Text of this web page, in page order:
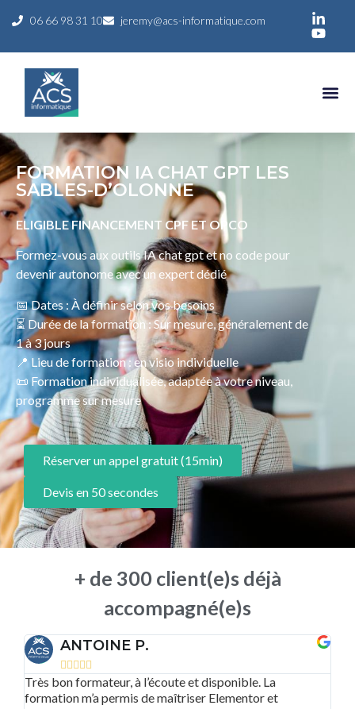
06 66 98 31 10 jeremy@acs-informatique.com
FORMATION IA CHAT GPT LES
SABLES-D’OLONNE
ELIGIBLE FINANCEMENT CPF ET OPCO
Formez-vous aux outils IA chat gpt et no code pour
devenir autonome avec un expert dédié
📅 Dates : À définir selon vos besoins
⏳ Durée de la formation : Sur mesure, généralement de
1 à 3 jours
📍 Lieu de formation : en visio individuelle
📜 Formation individualisée, adaptée à votre niveau,
programme sur mesure
Réserver un appel gratuit (15min)
Devis en 50 secondes
+ de 300 client(e)s déjà
accompagné(e)s
ANTOINE P.

Très bon formateur, à l’écoute et disponible. La
formation m’a permis de maîtriser Elementor et